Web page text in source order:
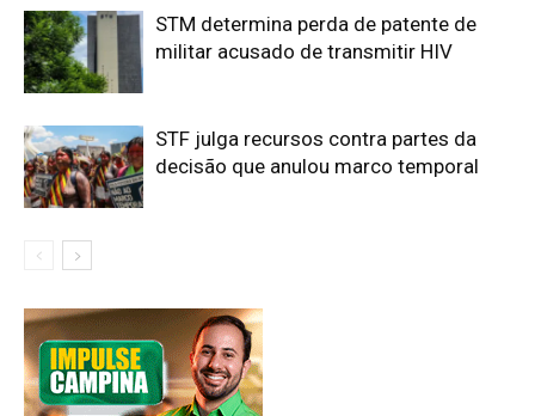
STM determina perda de patente de
militar acusado de transmitir HIV
STF julga recursos contra partes da
decisão que anulou marco temporal